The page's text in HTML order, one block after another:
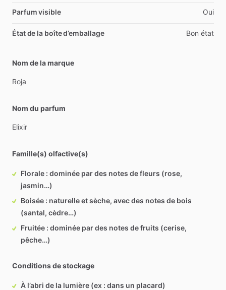
Parfum visible Oui
État de la boîte d’emballage Bon état
Nom de la marque
Roja
Nom du parfum
Elixir
Famille(s) olfactive(s)
Florale : dominée par des notes de fleurs (rose,
jasmin…)
Boisée : naturelle et sèche, avec des notes de bois
(santal, cèdre…)
Fruitée : dominée par des notes de fruits (cerise,
pêche…)
Conditions de stockage
À l’abri de la lumière (ex : dans un placard)